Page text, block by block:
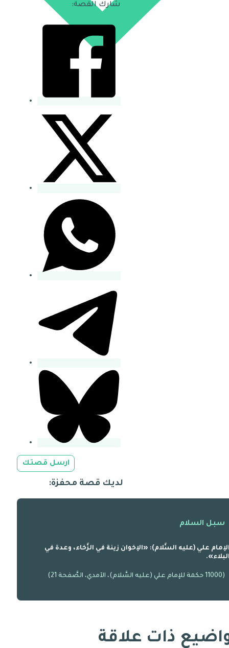
شارك القصة:
ارسل قصتك
لديك قصة محفزة:
سبل السلام
علي (عليه السَّلام): «الإخوان زينة في الرَّخاء، وعدة في
(11000 حكمة للإمام علي (عليه السَّلام)، الآمدي، الصَّفحة 21)
ذات علاقة